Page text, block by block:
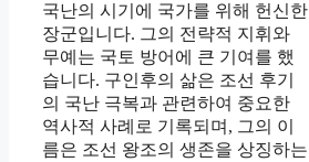
국난의 시기에 국가를 위해 헌신한
장군입니다. 그의 전략적 지휘와
무예는 국토 방어에 큰 기여를 했
습니다. 구인후의 삶은 조선 후기
의 국난 극복과 관련하여 중요한
역사적 사례로 기록되며, 그의 이
름은 조선 왕조의 생존을 상징하는